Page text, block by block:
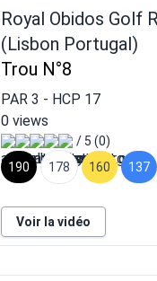
Royal Obidos Golf
(Lisbon Portugal)
Trou N°8
PAR 3 - HCP 17
0 views
/ 5 (0)
190
178 160 137
Voir la vidéo